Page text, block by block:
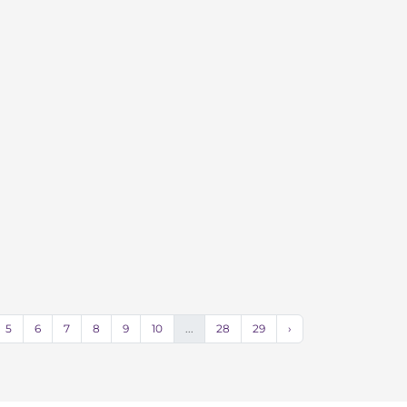
5 6 7 8 9 10 ... 28 29 ›